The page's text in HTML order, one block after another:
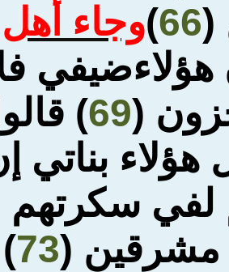
(
66
)وجاء أهل
ضيفي
(
69) قالوا
هؤلاء بناتي
لفي سكرتهم
مشرقين (73
)